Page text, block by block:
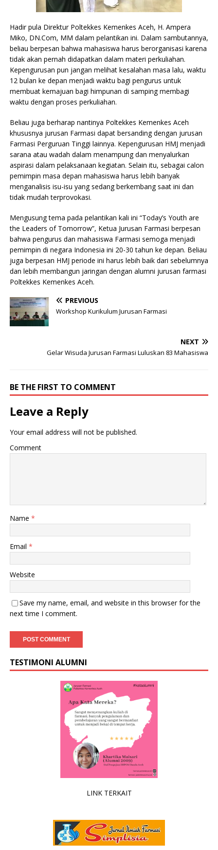
Hadir pula Direktur Poltekkes Kemenkes Aceh, H. Ampera
Miko, DN.Com, MM dalam pelantikan ini. Dalam sambutannya,
beliau berpesan bahwa mahasiswa harus berorganisasi karena
tidak akan pernah didapatkan dalam materi perkuliahan.
Kepengurusan pun jangan melihat kesalahan masa lalu, waktu
12 bulan ke depan menjadi waktu bagi pengurus untuk
membuat kemajuan bagi himpunan di samping membagi
waktu dengan proses perkuliahan.
Beliau juga berharap nantinya Poltekkes Kemenkes Aceh
khususnya jurusan Farmasi dapat bersanding dengan jurusan
Farmasi Perguruan Tinggi lainnya. Kepengurusan HMJ menjadi
sarana atau wadah dalam menampung dan menyalurkan
aspirasi dalam pelaksanaan kegiatan. Selain itu, sebagai calon
pemimpin masa depan mahasiswa harus lebih banyak
menganalisis isu-isu yang sedang berkembang saat ini dan
tidak mudah terprovokasi.
Mengusung tema pada pelantikan kali ini “Today’s Youth are
the Leaders of Tomorrow”, Ketua Jurusan Farmasi berpesan
bahwa pengurus dan mahasiswa Farmasi semoga menjadi
pemimpin di negara Indonesia ini 20-30 tahun ke depan. Beliau
juga berpesan HMJ periode ini harus lebih baik dari sebelumnya
dan lebih membangun jaringan dengan alumni jurusan farmasi
Poltekkes Kemenkes Aceh.
PREVIOUS
Workshop Kurikulum Jurusan Farmasi
NEXT
Gelar Wisuda Jurusan Farmasi Luluskan 83 Mahasiswa
BE THE FIRST TO COMMENT
Leave a Reply
Your email address will not be published.
Comment
Name *
Email *
Website
Save my name, email, and website in this browser for the
next time I comment.
TESTIMONI ALUMNI
LINK TERKAIT